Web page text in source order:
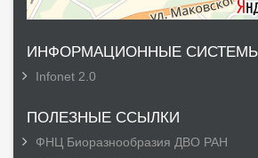
ИНФОРМАЦИОННЫЕ
Infonet 2.0
ПОЛЕЗНЫЕ ССЫЛКИ
ФНЦ Биоразнообразия ДВО РАН